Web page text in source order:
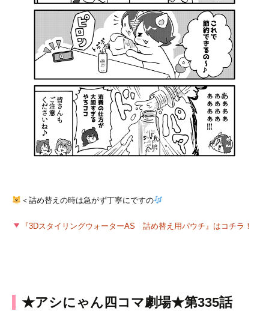
＜詰め替えの時は急がず丁寧にですの
『3DスタイリングウォーターAS 詰め替え用パウチ』はコチラ！
★アシにゃん四コマ劇場★第335話